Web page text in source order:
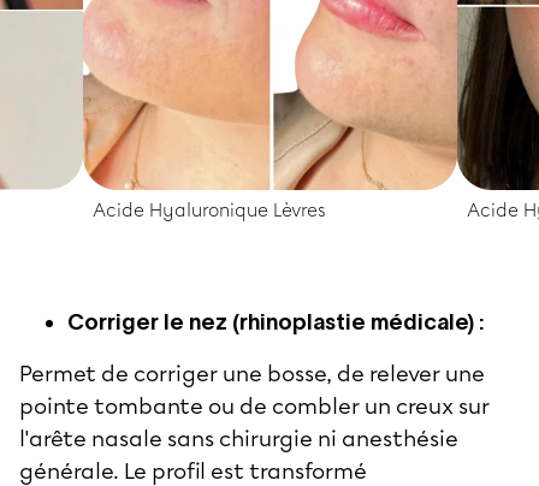
Acide Hyaluronique Lèvres Acide
Corriger le nez (rhinoplastie médicale) :
Permet de corriger une bosse, de relever une
pointe tombante ou de combler un creux sur
l'arête nasale sans chirurgie ni anesthésie
générale. Le profil est transformé